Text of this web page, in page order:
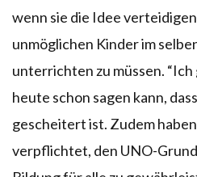
wenn sie die Idee
unmöglichen Kinder im
unterrichten zu müssen. “Ich
heute schon sagen kann,
gescheitert ist. Zudem
verpflichtet, den UNO-